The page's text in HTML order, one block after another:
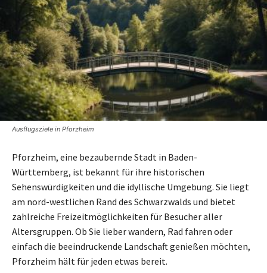
Ausflugsziele in Pforzheim
Pforzheim, eine bezaubernde Stadt in Baden-
Württemberg, ist bekannt für ihre historischen
Sehenswürdigkeiten und die idyllische Umgebung. Sie liegt
am nord-westlichen Rand des Schwarzwalds und bietet
zahlreiche Freizeitmöglichkeiten für Besucher aller
Altersgruppen. Ob Sie lieber wandern, Rad fahren oder
einfach die beeindruckende Landschaft genießen möchten,
Pforzheim hält für jeden etwas bereit.